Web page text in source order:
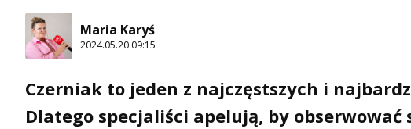
Maria Karyś
2024.05.20 09:15
Czerniak to jeden z najczęstszych i
Dlatego specjaliści apelują, by